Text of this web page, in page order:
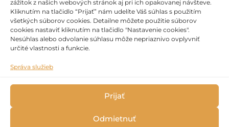
zážitok z našich webových stránok aj pri ich opakovanej návšteve.
Kliknutím na tlačidlo “Prijať” nám udelíte Váš súhlas s použitím
všetkých súborov cookies. Detailne môžete použitie súborov
cookies nastaviť kliknutím na tlačidlo "Nastavenie cookies".
Nesúhlas alebo odvolanie súhlasu môže nepriaznivo ovplyvniť
určité vlastnosti a funkcie.
Správa služieb
Prijať
Odmietnuť